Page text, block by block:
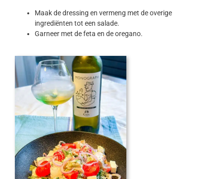
Maak de dressing en vermeng met de overige
ingrediënten tot een salade.
Garneer met de feta en de oregano.